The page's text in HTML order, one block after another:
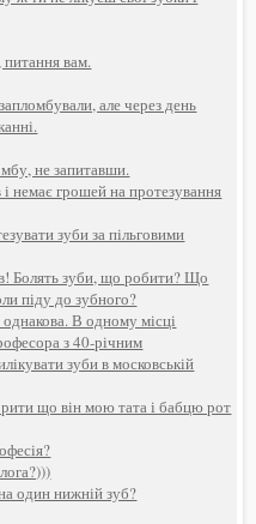
вам.
але через день
не запитавши.
немає грошей на протезування
зуби за пільговими
Болять зуби, що робити? Що
піду до зубного?
В одному місці
з 40-річним
зуби в московській
що він мою тата і бабцю рот
один нижній зуб?